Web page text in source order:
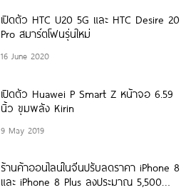
เปิดตัว HTC U20 5G และ HTC Desire 20
Pro สมาร์ตโฟนรุ่นใหม่
16 June 2020
เปิดตัว Huawei P Smart Z หน้าจอ 6.59
นิ้ว ขุมพลัง Kirin
9 May 2019
ร้านค้าออนไลน์ในจีนปรับลดราคา iPhone 8
และ iPhone 8 Plus ลงประมาณ 5,500